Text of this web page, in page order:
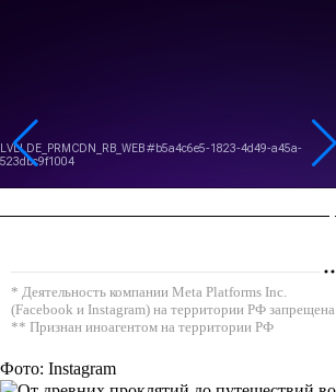
* Деятельность компании Meta Platforms Inc.
(Facebook и Instagram) на территории РФ запрещена
** Признан иноагентом на территории РФ
Фото: Instagram